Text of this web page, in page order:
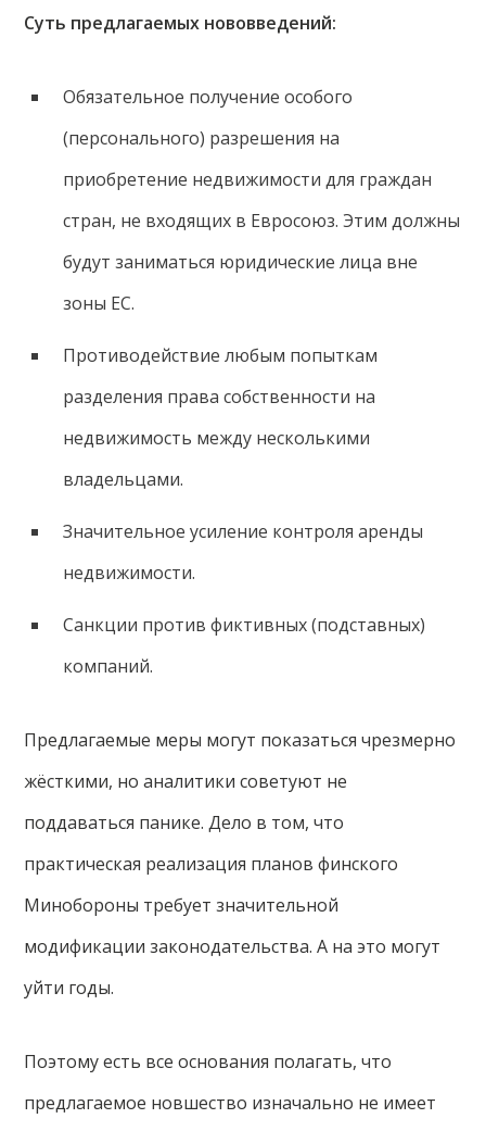
Суть предлагаемых нововведений:
Обязательное получение особого
(персонального) разрешения на
приобретение недвижимости для граждан
стран, не входящих в Евросоюз. Этим должны
будут заниматься юридические лица вне
зоны ЕС.
Противодействие любым попыткам
разделения права собственности на
недвижимость между несколькими
владельцами.
Значительное усиление контроля аренды
недвижимости.
Санкции против фиктивных (подставных)
компаний.
Предлагаемые меры могут показаться чрезмерно
жёсткими, но аналитики советуют не
поддаваться панике. Дело в том, что
практическая реализация планов финского
Минобороны требует значительной
модификации законодательства. А на это могут
уйти годы.
Поэтому есть все основания полагать, что
предлагаемое новшество изначально не имеет